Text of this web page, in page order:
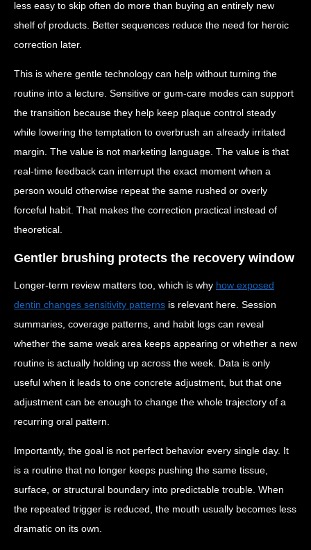
less easy to skip often do more than buying an entirely new
shelf of products. Better sequences reduce the need for heroic
correction later.
This is where gentle technology can help without turning the
routine into a lecture. Sensitive or gum-care modes can support
the transition because they help keep plaque control steady
while lowering the temptation to overbrush an already irritated
margin. The value is not marketing language. The value is that
real-time feedback can interrupt the exact moment when a
person would otherwise repeat the same rushed or overly
forceful habit. That makes the correction practical instead of
theoretical.
Gentler brushing protects the recovery window
Longer-term review matters too, which is why how exposed
dentin changes sensitivity patterns is relevant here. Session
summaries, coverage patterns, and habit logs can reveal
whether the same weak area keeps appearing or whether a new
routine is actually holding up across the week. Data is only
useful when it leads to one concrete adjustment, but that one
adjustment can be enough to change the whole trajectory of a
recurring oral pattern.
Importantly, the goal is not perfect behavior every single day. It
is a routine that no longer keeps pushing the same tissue,
surface, or structural boundary into predictable trouble. When
the repeated trigger is reduced, the mouth usually becomes less
dramatic on its own.